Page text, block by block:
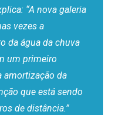
“A nova galeria
vezes a
da água da chuva
um primeiro
amortização da
que está sendo
de distância.”